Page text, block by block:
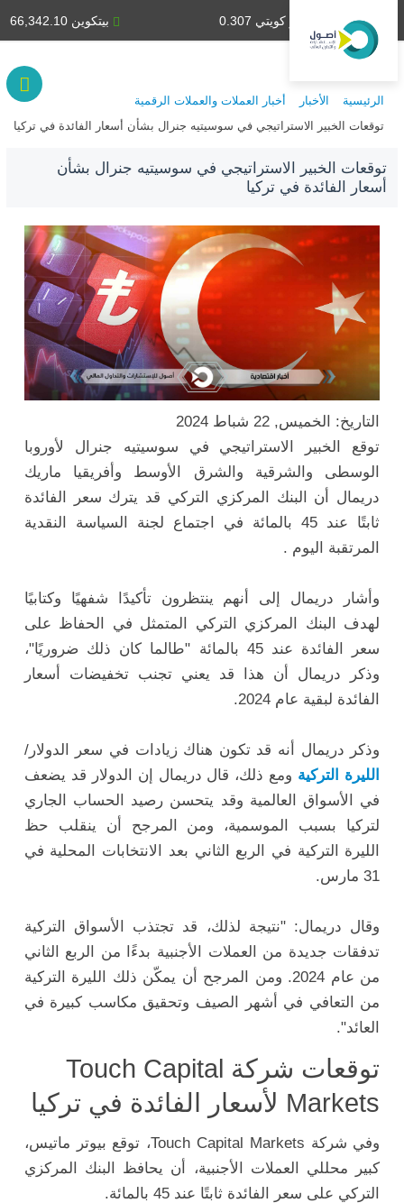
بيتكوين 66,342.10 دينار كويتي 0.307
الرئيسية الأخبار أخبار العملات والعملات الرقمية
توقعات الخبير الاستراتيجي في سوسيتيه جنرال بشأن أسعار الفائدة في تركيا
توقعات الخبير الاستراتيجي في سوسيتيه جنرال بشأن
أسعار الفائدة في تركيا
التاريخ: الخميس, 22 شباط 2024
توقع الخبير الاستراتيجي في سوسيتيه جنرال لأوروبا
الوسطى والشرقية والشرق الأوسط وأفريقيا ماريك
دريمال أن البنك المركزي التركي قد يترك سعر الفائدة
ثابتًا عند 45 بالمائة في اجتماع لجنة السياسة النقدية
المرتقبة اليوم .
وأشار دريمال إلى أنهم ينتظرون تأكيدًا شفهيًا وكتابيًا
لهدف البنك المركزي التركي المتمثل في الحفاظ على
سعر الفائدة عند 45 بالمائة "طالما كان ذلك ضروريًا"،
وذكر دريمال أن هذا قد يعني تجنب تخفيضات أسعار
الفائدة لبقية عام 2024.
وذكر دريمال أنه قد تكون هناك زيادات في سعر الدولار/
الليرة التركية ومع ذلك، قال دريمال إن الدولار قد يضعف
في الأسواق العالمية وقد يتحسن رصيد الحساب الجاري
لتركيا بسبب الموسمية، ومن المرجح أن ينقلب حظ
الليرة التركية في الربع الثاني بعد الانتخابات المحلية في
31 مارس.
وقال دريمال: "نتيجة لذلك، قد تجتذب الأسواق التركية
تدفقات جديدة من العملات الأجنبية بدءًا من الربع الثاني
من عام 2024. ومن المرجح أن يمكّن ذلك الليرة التركية
من التعافي في أشهر الصيف وتحقيق مكاسب كبيرة في
العائد".
توقعات شركة Touch Capital
Markets لأسعار الفائدة في تركيا
وفي شركة Touch Capital Markets، توقع بيوتر ماتيس،
كبير محللي العملات الأجنبية، أن يحافظ البنك المركزي
التركي على سعر الفائدة ثابتًا عند 45 بالمائة.